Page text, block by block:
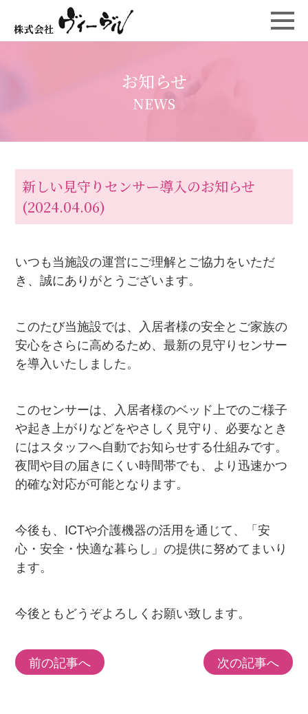
お知らせ
NEWS
新しい見守りセンサー導入のお知らせ
(2024.04.06)
いつも当施設の運営にご理解とご協力をいただ
き、誠にありがとうございます。
このたび当施設では、入居者様の安全とご家族の
安心をさらに高めるため、最新の見守りセンサー
を導入いたしました。
このセンサーは、入居者様のベッド上でのご様子
や起き上がりなどをやさしく見守り、必要なとき
にはスタッフへ自動でお知らせする仕組みです。
夜間や目の届きにくい時間帯でも、より迅速かつ
的確な対応が可能となります。
今後も、ICTや介護機器の活用を通じて、「安
心・安全・快適な暮らし」の提供に努めてまいり
ます。
今後ともどうぞよろしくお願い致します。
前の記事へ 次の記事へ